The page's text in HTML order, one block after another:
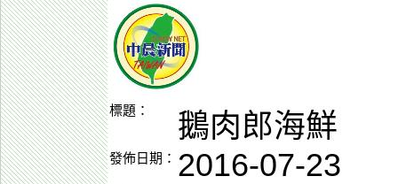
標題： 鵝肉郎海鮮
發佈日期： 2016-07-23